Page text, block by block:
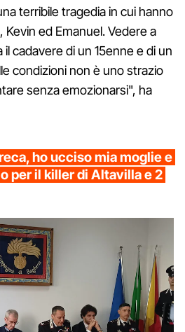
terribile tragedia in cui hanno
Kevin ed Emanuel. Vedere a
cadavere di un 15enne e di un
condizioni non è uno strazio
senza emozionarsi", ha
ho ucciso mia moglie e
per il killer di Altavilla e 2